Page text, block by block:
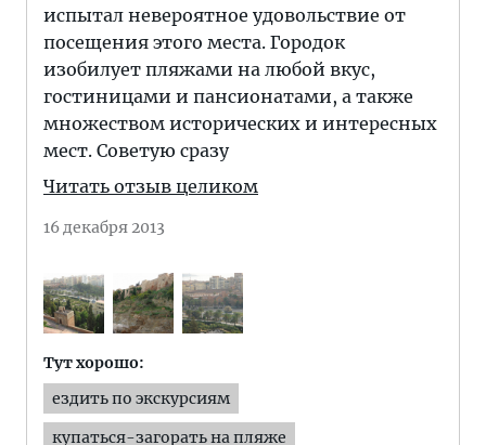
испытал невероятное удовольствие от
посещения этого места. Городок
изобилует пляжами на любой вкус,
гостиницами и пансионатами, а также
множеством исторических и интересных
мест. Советую сразу
Читать отзыв целиком
16 декабря 2013
Тут хорошо:
ездить по экскурсиям
купаться-загорать на пляже